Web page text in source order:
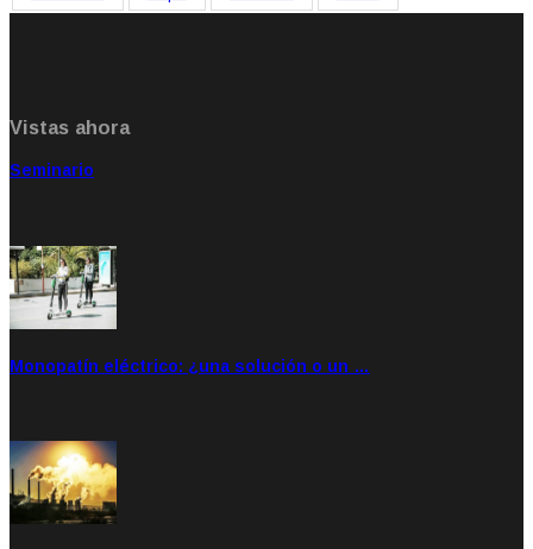
Vistas ahora
Seminario
Monopatín eléctrico: ¿una solución o un …